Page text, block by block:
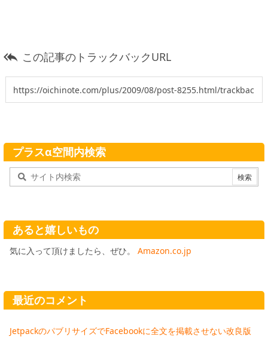
 この記事のトラックバックURL
プラスα空間内検索
あると嬉しいもの
気に入って頂けましたら、ぜひ。 Amazon.co.jp
最近のコメント
JetpackのパブリサイズでFacebookに全文を掲載させない改良版